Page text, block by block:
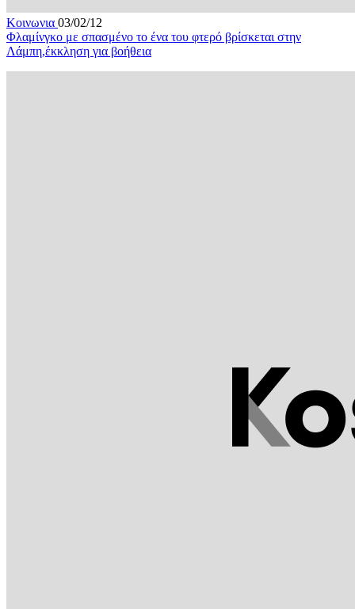
Κοινωνια 03/02/12
Φλαμίνγκο με σπασμένο το ένα του φτερό βρίσκεται στην
Λάμπη,έκκληση για βοήθεια